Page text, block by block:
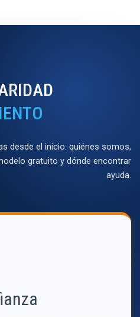
desde el inicio: quiénes somos,
gratuito y dónde encontrar
ayuda.